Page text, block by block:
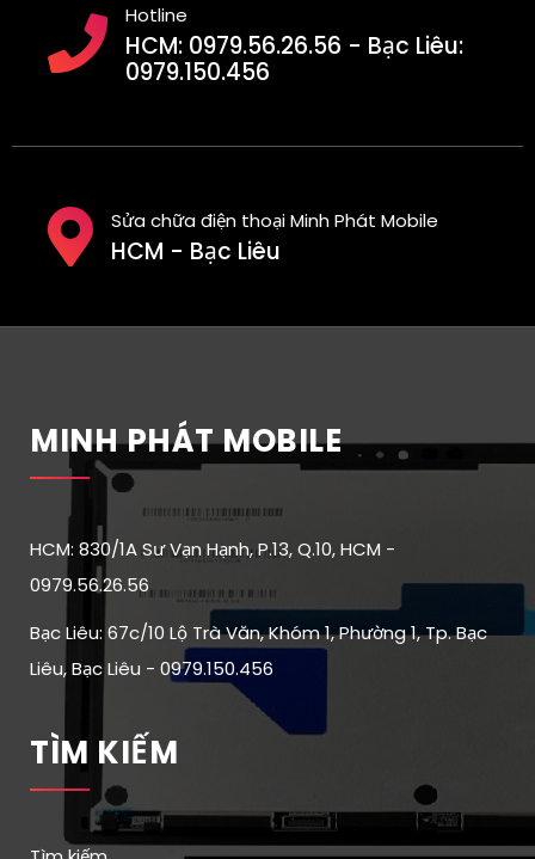
Hotline
HCM: 0979.56.26.56 - Bạc Liêu:
0979.150.456
Sửa chữa điện thoại Minh Phát Mobile
HCM - Bạc Liêu
MINH PHÁT MOBILE
HCM: 830/1A Sư Vạn Hạnh, P.13, Q.10, HCM -
0979.56.26.56
Bạc Liêu: 67c/10 Lộ Trà Văn, Khóm 1, Phường 1, Tp. Bạc
Liêu, Bạc Liêu - 0979.150.456
TÌM KIẾM